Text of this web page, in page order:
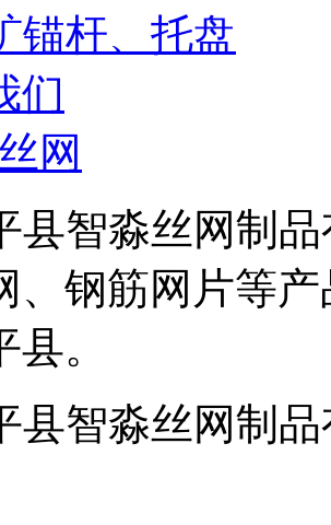
锚杆、托盘
们
智淼丝网制品
、钢筋网片等
。
智淼丝网制品